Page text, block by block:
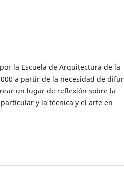
la Escuela de Arquitectura de la
a partir de la necesidad de
un lugar de reflexión sobre la
y la técnica y el arte en